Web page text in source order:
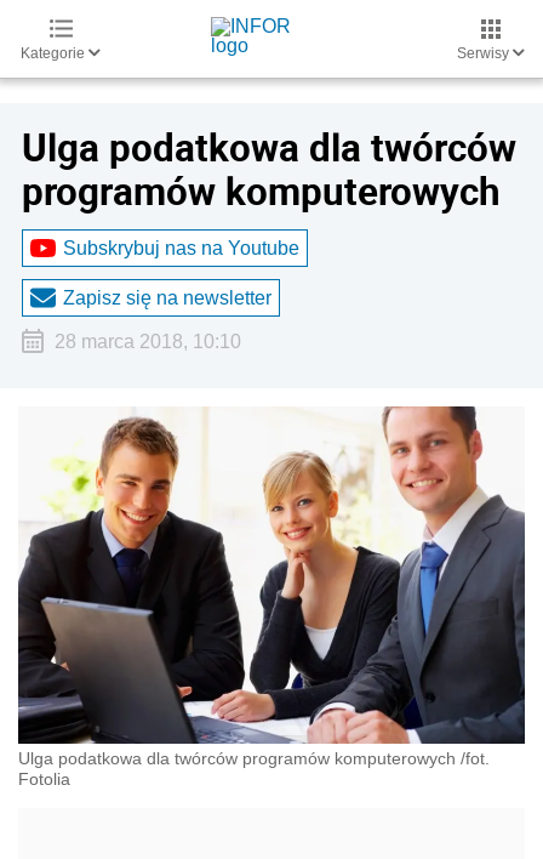
Kategorie Serwisy
Ulga podatkowa dla twórców
programów komputerowych
Subskrybuj nas na Youtube
Zapisz się na newsletter
28 marca 2018, 10:10
Ulga podatkowa dla twórców programów komputerowych /fot.
Fotolia